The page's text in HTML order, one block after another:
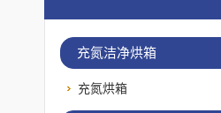
充氮洁净烘箱
充氮烘箱